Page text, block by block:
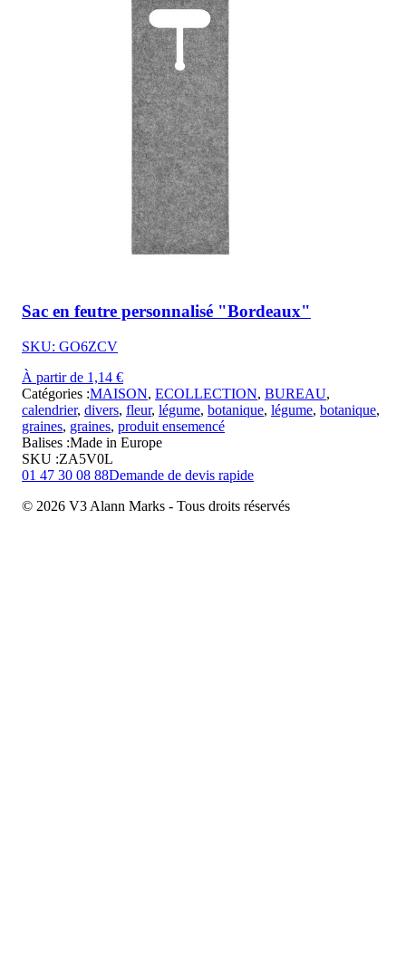
Sac en feutre personnalisé "Bordeaux"
SKU: GO6ZCV
À partir de 1,14 €
Catégories :MAISON, ECOLLECTION, BUREAU,
calendrier, divers, fleur, légume, botanique, légume, botanique,
graines, graines, produit ensemencé
Balises :Made in Europe
SKU :ZA5V0L
01 47 30 08 88Demande de devis rapide
© 2026 V3 Alann Marks - Tous droits réservés